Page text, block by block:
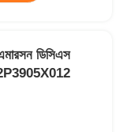
ডিসিএস